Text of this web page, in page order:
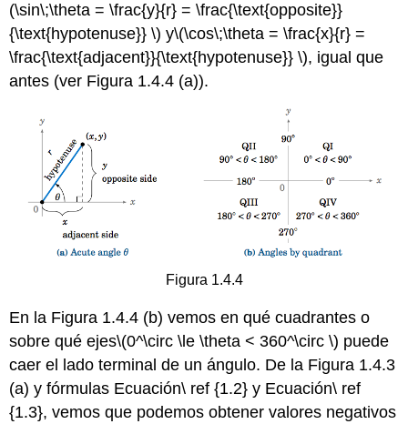
(\sin\;\theta = \frac{y}{r} = \frac{\text{opposite}}
{\text{hypotenuse}} \) y\(\cos\;\theta = \frac{x}{r} =
\frac{\text{adjacent}}{\text{hypotenuse}} \), igual que
antes (ver Figura 1.4.4 (a)).
Figura 1.4.4
En la Figura 1.4.4 (b) vemos en qué cuadrantes o
sobre qué ejes\(0^\circ \le \theta < 360^\circ \) puede
caer el lado terminal de un ángulo. De la Figura 1.4.3
(a) y fórmulas Ecuación\ ref {1.2} y Ecuación\ ref
{1.3}, vemos que podemos obtener valores negativos